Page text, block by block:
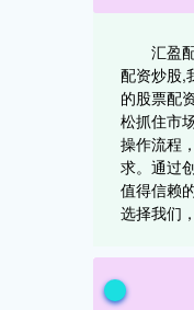
汇盈
配资炒股,
的股票配
松抓住市
操作流程
求。通过
值得信赖
选择我们